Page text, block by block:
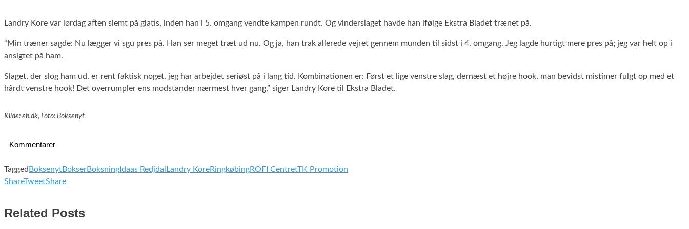
Landry Kore var lørdag aften slemt på glatis, inden han i 5. omgang vendte kampen rundt. Og vinderslaget havde han ifølge Ekstra Bladet trænet på.
“Min træner sagde: Nu lægger vi sgu pres på. Han ser meget træt ud nu. Og ja, han trak allerede vejret gennem munden til sidst i 4. omgang. Jeg lagde hurtigt mere pres på; jeg var helt op i
ansigtet på ham.
Slaget, der slog ham ud, er rent faktisk noget, jeg har arbejdet seriøst på i lang tid. Kombinationen er: Først et lige venstre slag, dernæst et højre hook, man bevidst mistimer fulgt op med et
hårdt venstre hook! Det overrumpler ens modstander nærmest hver gang,” siger Landry Kore til Ekstra Bladet.
Kilde: eb.dk, Foto: Boksenyt
Kommentarer
Tagged BoksenytBokserBoksning Idaas Redjdal Landry KoreRingkøbingROFI CentretTK Promotion
ShareTweetShare
Related Posts